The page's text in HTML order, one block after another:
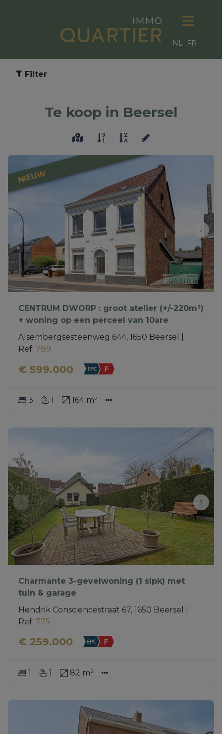
NL FR
Filter
Te koop in Beersel
NIEUW
CENTRUM DWORP : groot atelier (+/-220m²)
+ woning op een perceel van 10are
Alsembergsesteenweg 644, 1650 Beersel
Ref: 789
€ 599.000
3 1 164 m²
Charmante 3-gevelwoning (1 slpk) met
tuin & garage
Hendrik Consciencestraat 67, 1650 Beersel
Ref: 775
€ 259.000
1 1 82 m²